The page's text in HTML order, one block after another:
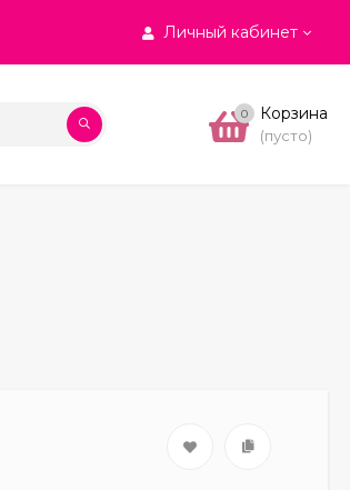
Личный кабинет
0 Корзина
(пусто)